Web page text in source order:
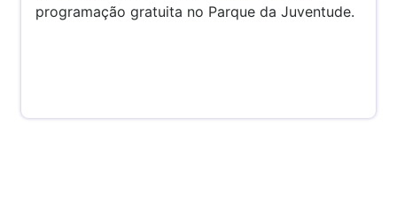
programação gratuita no Parque da Juventude.